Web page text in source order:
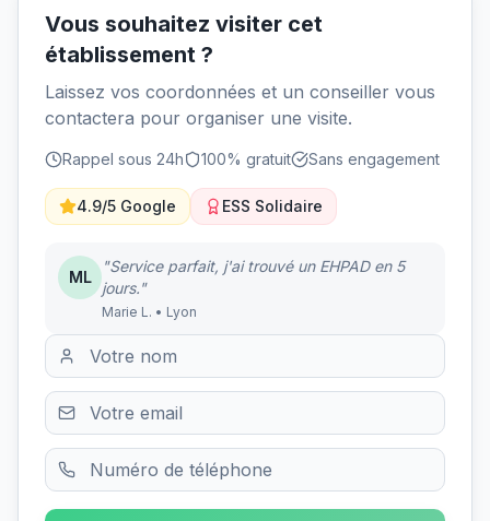
Vous souhaitez visiter cet
établissement ?
Laissez vos coordonnées et un conseiller vous
contactera pour organiser une visite.
Rappel sous 24h 100% gratuit Sans engagement
4.9/5 Google ESS Solidaire
ML
"Service parfait, j'ai trouvé un EHPAD en 5
jours."
Marie L. • Lyon